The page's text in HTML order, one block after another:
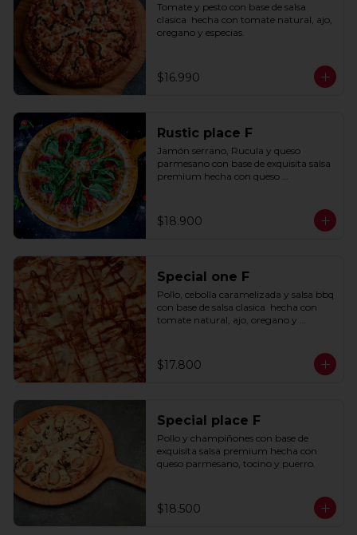
Tomate y pesto con base de salsa
clasica  hecha con tomate natural, ajo,
oregano y especias.
$16.990
Rustic place F
Jamón serrano, Rucula y queso
parmesano con base de exquisita salsa
premium hecha con queso
$18.900
Special one F
Pollo, cebolla caramelizada y salsa bbq
con base de salsa clasica  hecha con
tomate natural, ajo, oregano y
$17.800
Special place F
Pollo y champiñones con base de
exquisita salsa premium hecha con
queso parmesano, tocino y puerro.
$18.500